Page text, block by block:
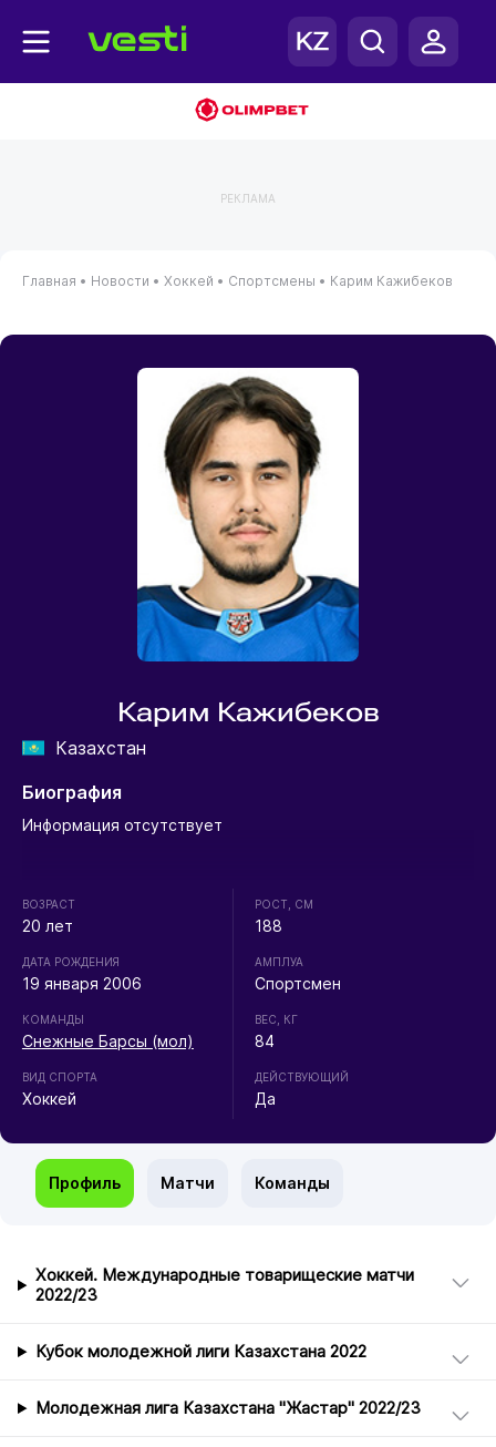
РЕКЛАМА
Главная • Новости • Хоккей • Спортсмены • Карим Кажибеков
Карим Кажибеков
Казахстан
Биография
Информация отсутствует
ВОЗРАСТ
20 лет
ДАТА РОЖДЕНИЯ
19 января 2006
КОМАНДЫ
Снежные Барсы (мол)
ВИД СПОРТА
Хоккей
РОСТ, СМ
188
АМПЛУА
Спортсмен
ВЕС, КГ
84
ДЕЙСТВУЮЩИЙ
Да
Профиль Матчи Команды
Хоккей. Международные товарищеские матчи
2022/23
Кубок молодежной лиги Казахстана 2022
Молодежная лига Казахстана "Жастар" 2022/23